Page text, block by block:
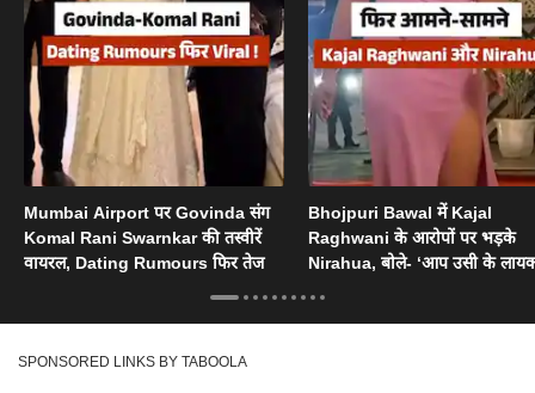
Mumbai Airport पर Govinda संग
Komal Rani Swarnkar की तस्वीरें
वायरल, Dating Rumours फिर तेज
Bhojpuri Bawal में Kajal
Raghwani के आरोपों पर भड़के
Nirahua, बोले- ‘आप उसी के लायक
SPONSORED LINKS BY TABOOLA